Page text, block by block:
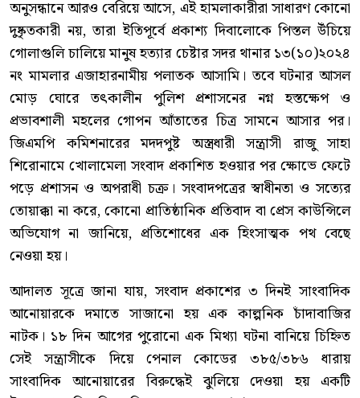
অনুসন্ধানে আরও বেরিয়ে আসে, এই হামলাকারীরা সাধারণ কোনো
দুষ্কৃতকারী নয়, তারা ইতিপূর্বে প্রকাশ্য দিবালোকে পিস্তল উঁচিয়ে
গোলাগুলি চালিয়ে মানুষ হত্যার চেষ্টার সদর থানার ১৩(১০)২০২৪
নং মামলার এজাহারনামীয় পলাতক আসামি। তবে ঘটনার আসল
মোড় ঘোরে তৎকালীন পুলিশ প্রশাসনের নগ্ন হস্তক্ষেপ ও
প্রভাবশালী মহলের গোপন আঁতাতের চিত্র সামনে আসার পর।
জিএমপি কমিশনারের মদদপুষ্ট অস্ত্রধারী সন্ত্রাসী রাজু সাহা
শিরোনামে খোলামেলা সংবাদ প্রকাশিত হওয়ার পর ক্ষোভে ফেটে
পড়ে প্রশাসন ও অপরাধী চক্র। সংবাদপত্রের স্বাধীনতা ও সত্যের
তোয়াক্কা না করে, কোনো প্রাতিষ্ঠানিক প্রতিবাদ বা প্রেস কাউন্সিলে
অভিযোগ না জানিয়ে, প্রতিশোধের এক হিংসাত্মক পথ বেছে
নেওয়া হয়।
আদালত সূত্রে জানা যায়, সংবাদ প্রকাশের ৩ দিনই সাংবাদিক
আনোয়ারকে দমাতে সাজানো হয় এক কাল্পনিক চাঁদাবাজির
নাটক। ১৮ দিন আগের পুরোনো এক মিথ্যা ঘটনা বানিয়ে চিহ্নিত
সেই সন্ত্রাসীকে দিয়ে পেনাল কোডের ৩৮৫/৩৮৬ ধারায়
সাংবাদিক আনোয়ারের বিরুদ্ধেই ঝুলিয়ে দেওয়া হয় একটি